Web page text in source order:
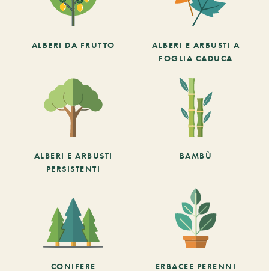
ALBERI DA FRUTTO
ALBERI E ARBUSTI A
FOGLIA CADUCA
ALBERI E ARBUSTI
PERSISTENTI
BAMBÙ
CONIFERE ERBACEE PERENNI